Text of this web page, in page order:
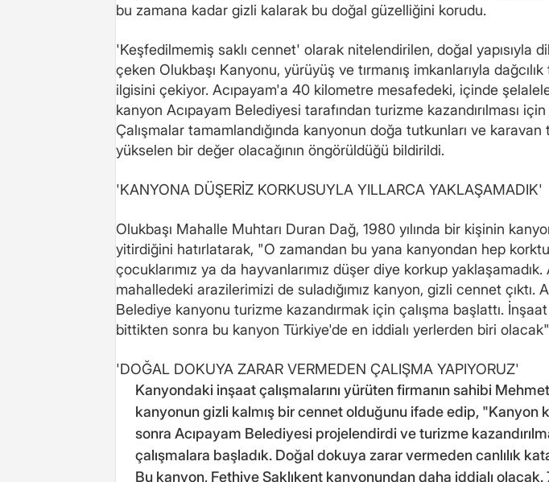
bu zamana kadar gizli kalarak bu doğal güzelliğini korudu.
'Keşfedilmemiş saklı cennet' olarak nitelendirilen, doğal yapısıyla
çeken Olukbaşı Kanyonu, yürüyüş ve tırmanış imkanlarıyla dağcılık
ilgisini çekiyor. Acıpayam'a 40 kilometre mesafedeki, içinde
kanyon Acıpayam Belediyesi tarafından turizme kazandırılması için
Çalışmalar tamamlandığında kanyonun doğa tutkunları ve karavan
yükselen bir değer olacağının öngörüldüğü bildirildi.
'KANYONA DÜŞERİZ KORKUSUYLA YILLARCA YAKLAŞAMADIK'
Olukbaşı Mahalle Muhtarı Duran Dağ, 1980 yılında bir kişinin
yitirdiğini hatırlatarak, "O zamandan bu yana kanyondan hep
çocuklarımız ya da hayvanlarımız düşer diye korkup
mahalledeki arazilerimizi de suladığımız kanyon, gizli cennet çıktı.
Belediye kanyonu turizme kazandırmak için çalışma başlattı. İnşaat
bittikten sonra bu kanyon Türkiye'de en iddialı yerlerden biri
'DOĞAL DOKUYA ZARAR VERMEDEN ÇALIŞMA YAPIYORUZ'
Kanyondaki inşaat çalışmalarını yürüten firmanın sahibi
kanyonun gizli kalmış bir cennet olduğunu ifade edip, "Kanyon
sonra Acıpayam Belediyesi projelendirdi ve turizme
çalışmalara başladık. Doğal dokuya zarar vermeden canlılık
Bu kanyon, Fethiye Saklıkent kanyonundan daha iddialı